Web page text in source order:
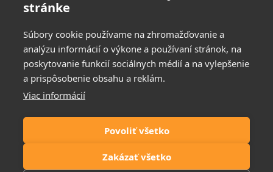
stránke
Súbory cookie používame na zhromažďovanie a
analýzu informácií o výkone a používaní stránok, na
poskytovanie funkcií sociálnych médií a na vylepšenie
a prispôsobenie obsahu a reklám.
Viac informácií
Povoliť všetko
Zakázať všetko
Zadajte svoju e-mailovú adresu a budete vždy informovaný o
Elektrických produktov.
Súhlasim so spracovaním osobných údajov